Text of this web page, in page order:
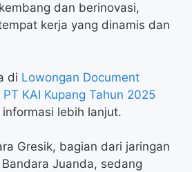
dan berinovasi,
kerja yang dinamis dan
di Lowongan Document
KAI Kupang Tahun 2025
informasi lebih lanjut.
Gresik, bagian dari jaringan
Juanda, sedang